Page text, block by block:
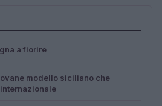
a fiorire
modello siciliano che